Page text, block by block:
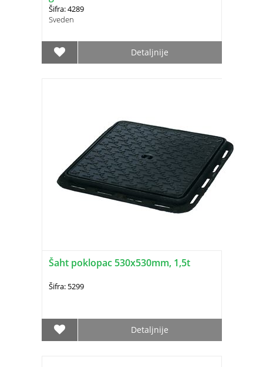
Šifra: 4289
Sveden
Detaljnije
Šaht poklopac 530x530mm, 1,5t
Šifra: 5299
Detaljnije